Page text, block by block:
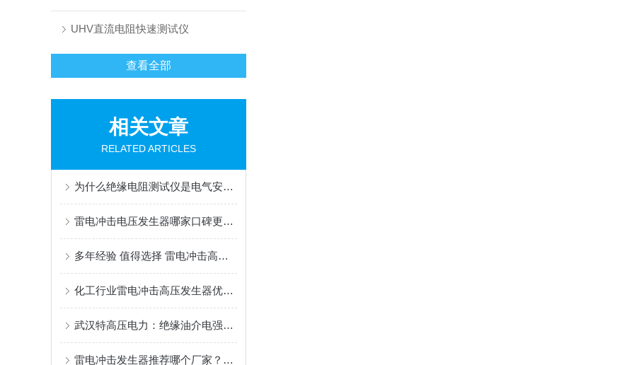
UHV直流电阻快速测试仪
查看全部
相关文章
RELATED ARTICLES
为什么绝缘电阻测试仪是电气安全的关键工具？
雷电冲击电压发生器哪家口碑更推荐？武汉这两家厂用户反复选用
多年经验 值得选择 雷电冲击高压发生器 工业制造 匠心打造
化工行业雷电冲击高压发生器优选口碑厂家，武汉三家企业值得信赖
武汉特高压电力：绝缘油介电强度自动测试仪领域的专业之选
雷电冲击发生器推荐哪个厂家？化工选武汉特高压：防爆稳、适配强